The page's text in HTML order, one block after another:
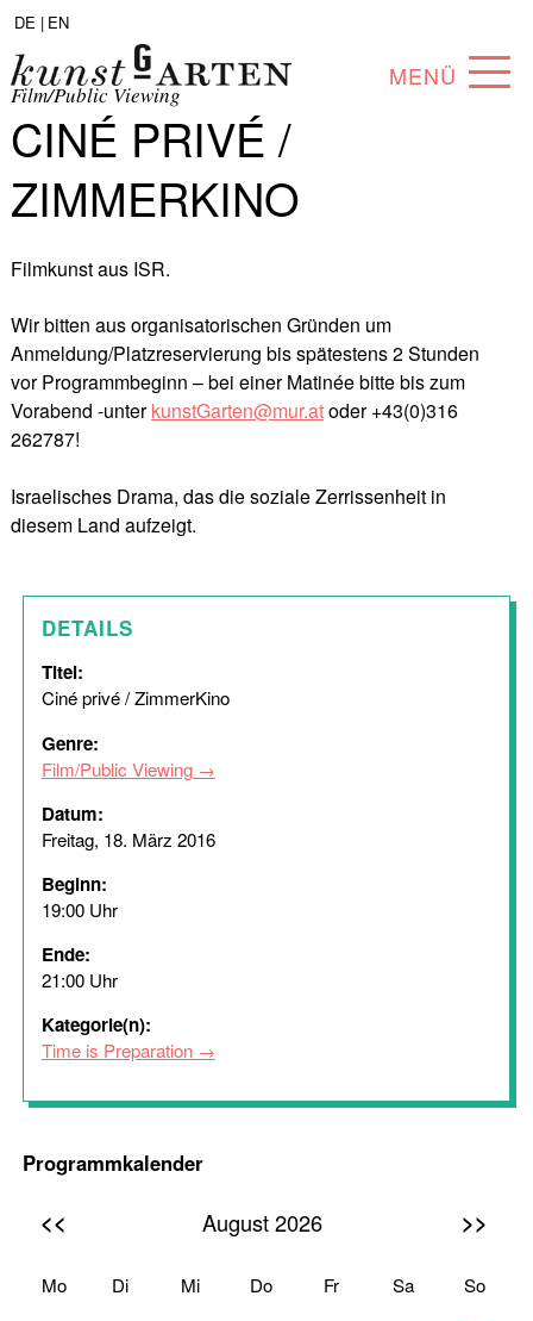
DE | EN
MENÜ
PROGRAMM
ABOUT
PARTNER*INNEN
ANGEBOTE
Film/Public Viewing
CINÉ PRIVÉ /
ZIMMERKINO
Filmkunst aus ISR.
Wir bitten aus organisatorischen Gründen um
Anmeldung/Platzreservierung bis spätestens 2 Stunden
vor Programmbeginn – bei einer Matinée bitte bis zum
Vorabend -unterkunstGarten@mur.atoder +43(0)316
262787!
Israelisches Drama, das die soziale Zerrissenheit in
diesem Land aufzeigt.
DETAILS
Titel:
Ciné privé / ZimmerKino
Genre:
Film/Public Viewing
Datum:
Freitag, 18. März 2016
Beginn:
19:00 Uhr
Ende:
21:00 Uhr
Kategorie(n):
Time is Preparation
Programmkalender
<< August 2026 >>
Mo Di Mi Do Fr Sa So